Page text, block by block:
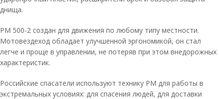
днища.
РМ 500-2 создан для движения по любому типу местности.
Мотовездеход обладает улучшенной эргономикой, он стал
легче и проще в управлении, не потеряв при этом внедорожных
характеристик.
Российские спасатели используют технику РМ для работы в
экстремальных условиях: для спасения людей, для доставки